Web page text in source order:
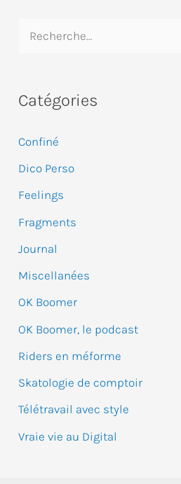
h
r
c
h
e
r
Catégories
Confiné
Dico Perso
Feelings
Fragments
Journal
Miscellanées
OK Boomer
OK Boomer, le podcast
Riders en méforme
Skatologie de comptoir
Télétravail avec style
Vraie vie au Digital